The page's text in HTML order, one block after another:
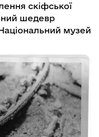
скіфської
шедевр
музей